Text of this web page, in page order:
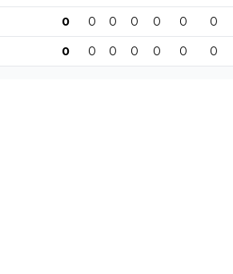
0 0 0 0 0 0 0
0 0 0 0 0 0 0